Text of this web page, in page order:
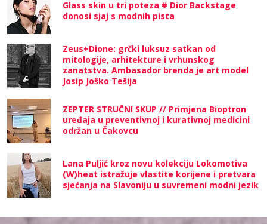
Glass skin u tri poteza # Dior Backstage
donosi sjaj s modnih pista
Zeus+Dione: grčki luksuz satkan od
mitologije, arhitekture i vrhunskog
zanatstva. Ambasador brenda je art model
Josip Joško Tešija
ZEPTER STRUČNI SKUP // Primjena Bioptron
uređaja u preventivnoj i kurativnoj medicini
održan u Čakovcu
Lana Puljić kroz novu kolekciju Lokomotiva
(W)heat istražuje vlastite korijene i pretvara
sjećanja na Slavoniju u suvremeni modni jezik